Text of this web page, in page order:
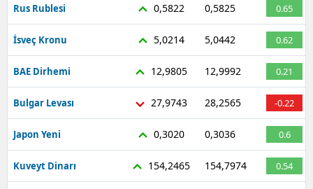
Rus Rublesi 0,5822 0,5825 0.65
İsveç Kronu 5,0214 5,0442 0.62
BAE Dirhemi 12,9805 12,9992 0.21
Bulgar Levası 27,9743 28,2565 -0.22
Japon Yeni 0,3020 0,3036 0.6
Kuveyt Dinarı 154,2465 154,7974 0.54